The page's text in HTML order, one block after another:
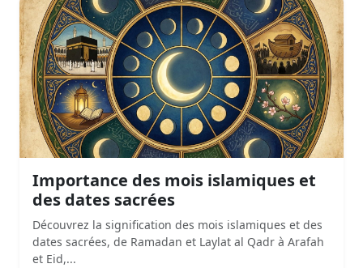
Importance des mois islamiques et
des dates sacrées
Découvrez la signification des mois islamiques et des
dates sacrées, de Ramadan et Laylat al Qadr à Arafah
et Eid,...